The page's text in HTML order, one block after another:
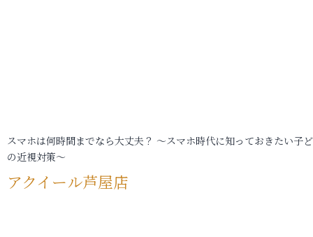
スマホは何時間までなら大丈夫？ ～スマホ時代に知っておきたい子
の近視対策～
アクイール芦屋店